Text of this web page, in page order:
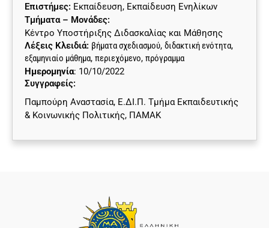
Επιστήμες: Εκπαίδευση, Εκπαίδευση Ενηλίκων
Τμήματα – Μονάδες:
Κέντρο Υποστήριξης Διδασκαλίας και Μάθησης
Λέξεις Κλειδιά: βήματα σχεδιασμού, διδακτική ενότητα,
εξαμηνιαίο μάθημα, περιεχόμενο, πρόγραμμα
Ημερομηνία: 10/10/2022
Συγγραφείς:
Παμπούρη Αναστασία, Ε.ΔΙ.Π. Τμήμα Εκπαιδευτικής
& Κοινωνικής Πολιτικής, ΠΑΜΑΚ